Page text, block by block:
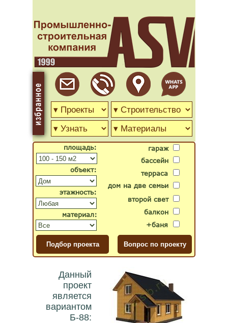
гараж
бассейн
второй свет
дом на две семьи
терраса
балкон
+баня
объект:
материал:
площадь:
этажность:
Данный
проект
является
вариантом
Б-88: